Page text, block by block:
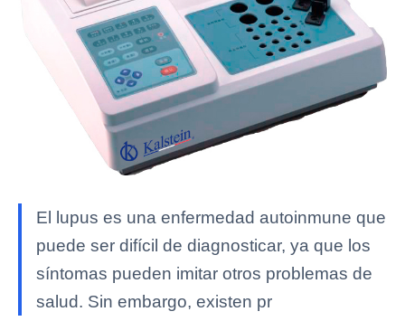
El lupus es una enfermedad autoinmune que
puede ser difícil de diagnosticar, ya que los
síntomas pueden imitar otros problemas de
salud. Sin embargo, existen pr